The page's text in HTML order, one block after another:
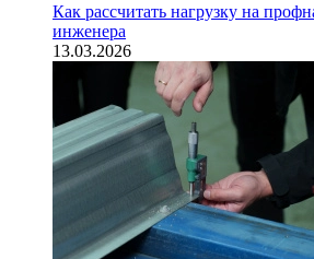
Как рассчитать нагрузку на
инженера
13.03.2026